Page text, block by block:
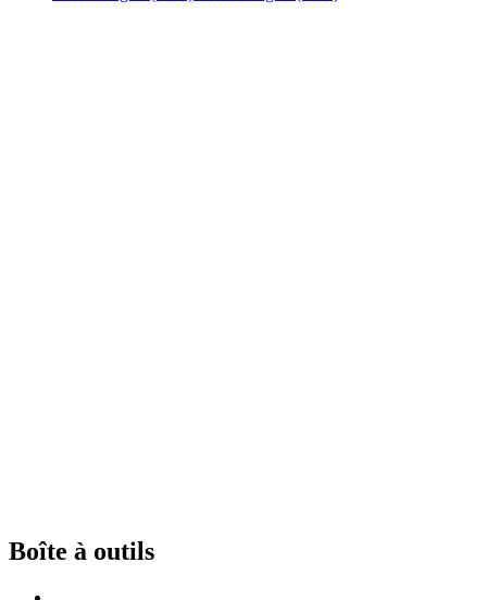
Boîte à outils